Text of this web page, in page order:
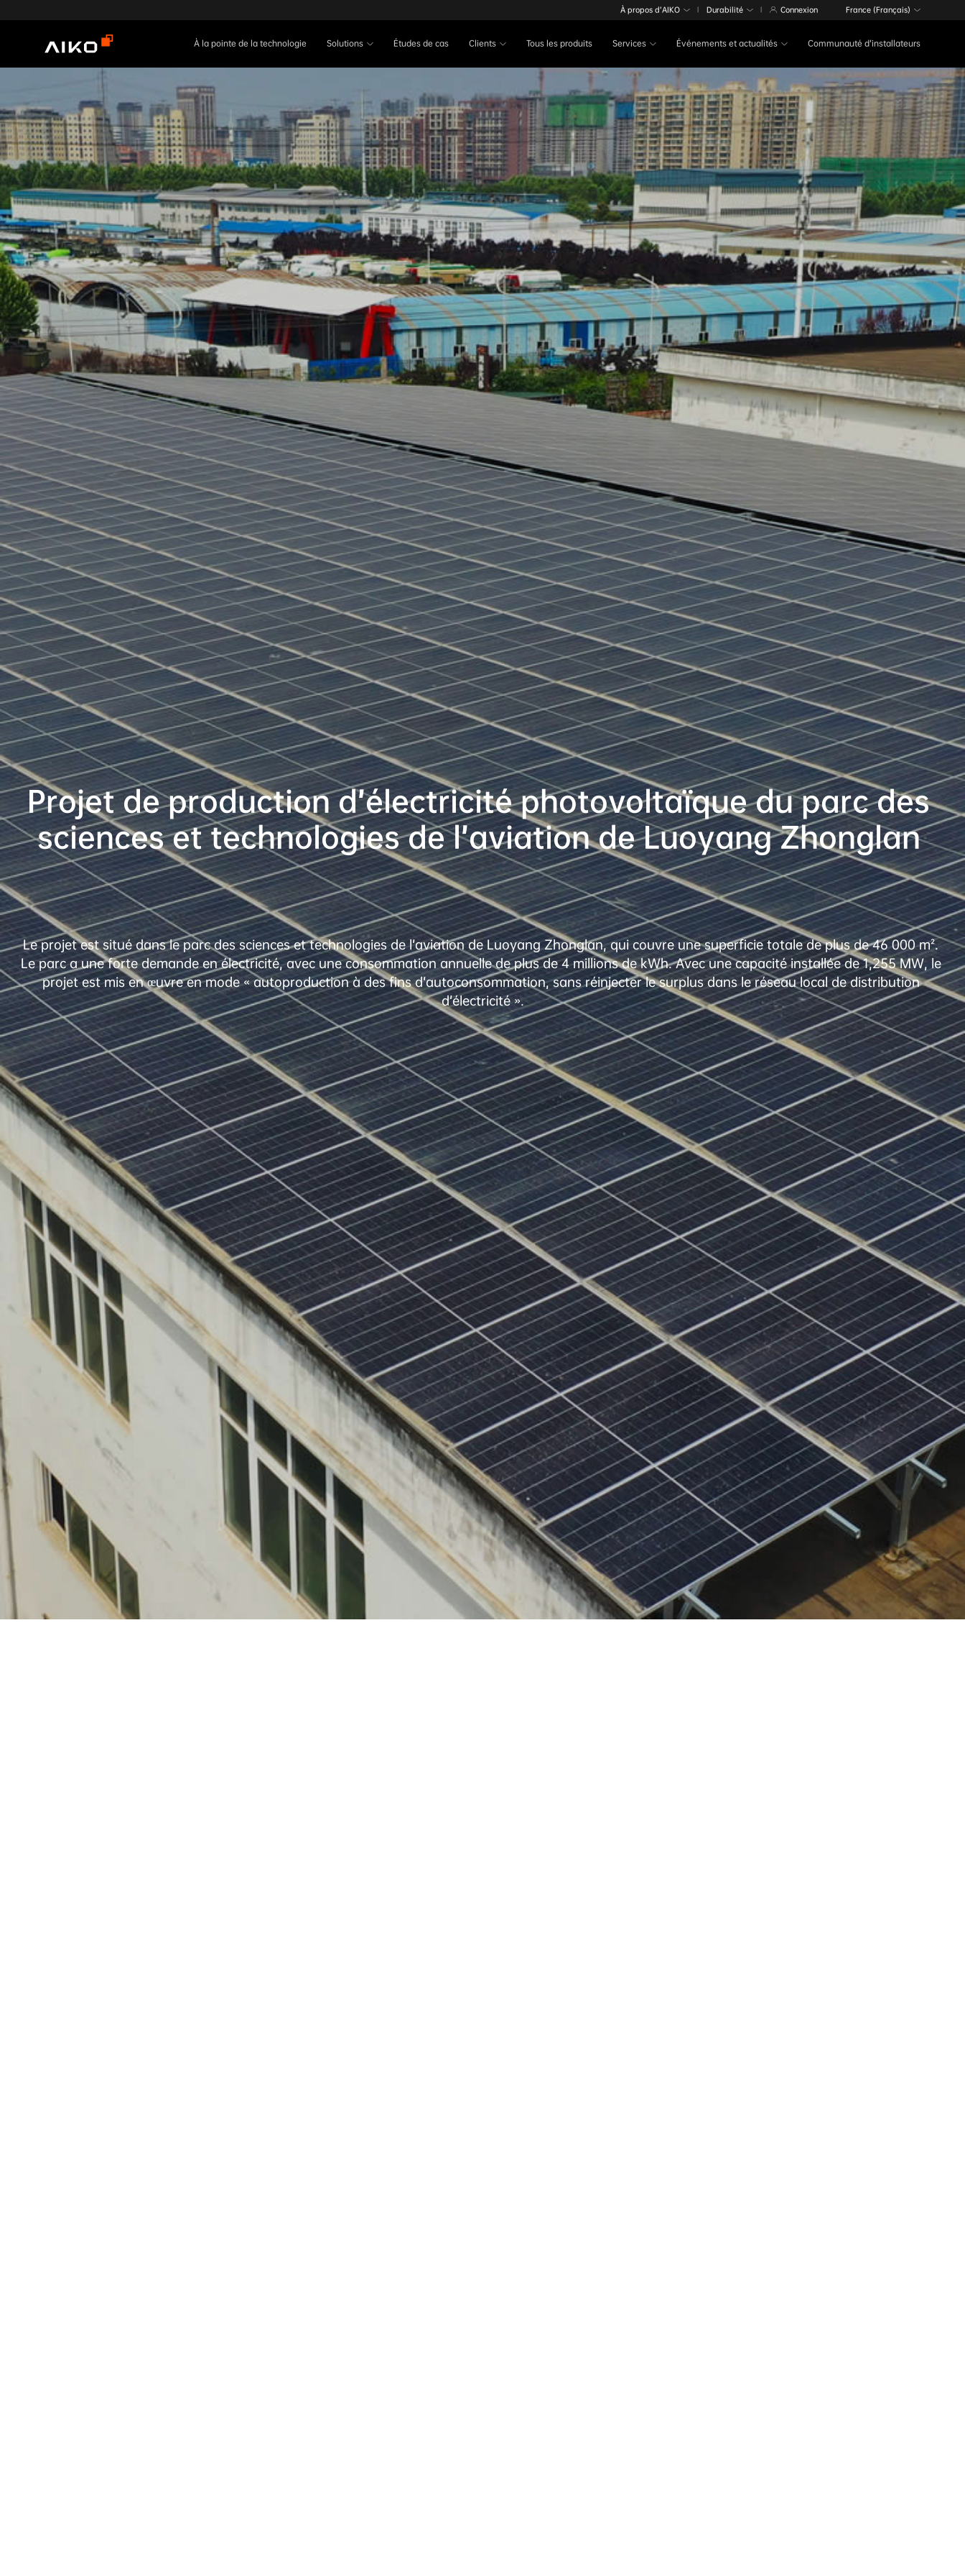
À la pointe de la technologie Solutions Études de cas Clients Tous les produits Services Événements et actualités Communauté d’installateurs
À propos d’AIKO | Durabilité | Connexion France (Français)
Projet de production d’électricité photovoltaïque du parc des
sciences et technologies de l’aviation de Luoyang Zhonglan
Le projet est situé dans le parc des sciences et technologies de l’aviation de Luoyang Zhonglan, qui couvre une superficie totale de plus de 46 000 m².
Le parc a une forte demande en électricité, avec une consommation annuelle de plus de 4 millions de kWh. Avec une capacité installée de 1,255 MW, le
projet est mis en œuvre en mode « autoproduction à des fins d’autoconsommation, sans réinjecter le surplus dans le réseau local de distribution
d’électricité ».